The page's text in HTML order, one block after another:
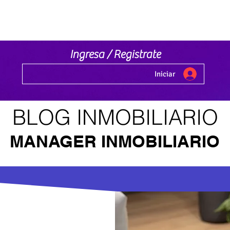
MANAGER INMOBILIARIO
Ingresa / Registrate
Iniciar